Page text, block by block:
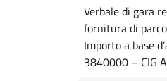
Verbale di gara
fornitura di
Importo a base
3840000 – CIG